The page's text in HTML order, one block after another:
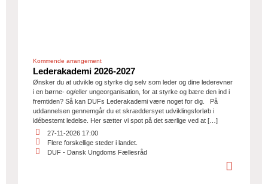
Kommende arrangement
Lederakademi 2026-2027
Ønsker du at udvikle og styrke dig selv som leder og dine lederevner
i en børne- og/eller ungeorganisation, for at styrke og bære den ind i
fremtiden? Så kan DUFs Lederakademi være noget for dig. På
uddannelsen gennemgår du et skræddersyet udviklingsforløb i
idébestemt ledelse. Her sætter vi spot på det særlige ved at […]
27-11-2026 17:00
Flere forskellige steder i landet.
DUF - Dansk Ungdoms Fællesråd